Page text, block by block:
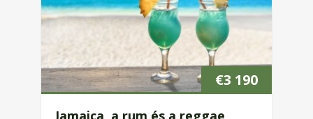
€3 190
Jamaica, a rum és a reggae